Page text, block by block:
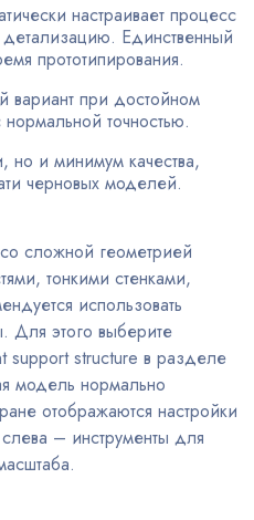
настраивает процесс
Единственный
прототипирования.
вариант при достойном
точностью.
и минимум качества,
черновых моделей.
сложной геометрией
тонкими стенками,
использовать
Для этого выберите
support structure в разделе
модель нормально
отображаются настройки
– инструменты для